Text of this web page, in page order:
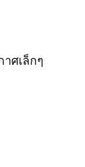
ศเล็กๆ